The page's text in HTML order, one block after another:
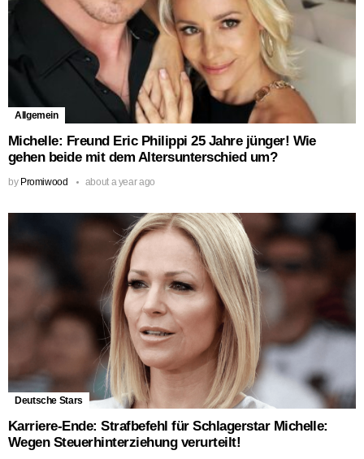
Allgemein
Michelle: Freund Eric Philippi 25 Jahre jünger! Wie
gehen beide mit dem Altersunterschied um?
by Promiwood about a year ago
Deutsche Stars
Karriere-Ende: Strafbefehl für Schlagerstar Michelle:
Wegen Steuerhinterziehung verurteilt!